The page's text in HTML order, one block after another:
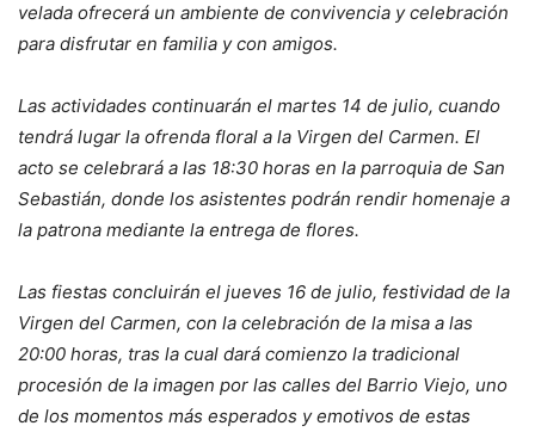
velada ofrecerá un ambiente de convivencia y celebración
para disfrutar en familia y con amigos.
Las actividades continuarán el martes 14 de julio, cuando
tendrá lugar la ofrenda floral a la Virgen del Carmen. El
acto se celebrará a las 18:30 horas en la parroquia de San
Sebastián, donde los asistentes podrán rendir homenaje a
la patrona mediante la entrega de flores.
Las fiestas concluirán el jueves 16 de julio, festividad de la
Virgen del Carmen, con la celebración de la misa a las
20:00 horas, tras la cual dará comienzo la tradicional
procesión de la imagen por las calles del Barrio Viejo, uno
de los momentos más esperados y emotivos de estas